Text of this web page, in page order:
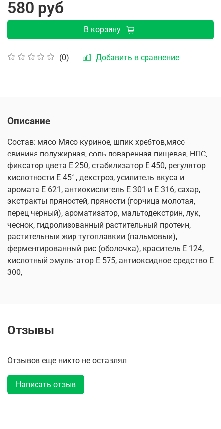
(0) Добавить в сравнение
580 руб
В корзину
Описание
Состав: мясо Мясо куриное, шпик хребтов,мясо
свинина полужирная, соль поваренная пищевая, НПС,
фиксатор цвета Е 250, стабилизатор Е 450, регулятор
кислотности Е 451, декстроз, усилитель вкуса и
аромата Е 621, антиокислитель Е 301 и Е 316, сахар,
экстракты пряностей, пряности (горчица молотая,
перец черный), ароматизатор, мальтодекстрин, лук,
чеснок, гидролизованный растительный протеин,
растительный жир тугоплавкий (пальмовый),
ферментированный рис (оболочка), краситель Е 124,
кислотный эмульгатор Е 575, антиоксидное средство Е
300,
Отзывы
Отзывов еще никто не оставлял
Написать отзыв